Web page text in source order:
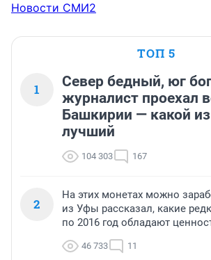
Новости СМИ2
ТОП 5
1
Север бедный, юг
журналист проехал
Башкирии — какой
лучший
104 303 167
2
На этих монетах можно
из Уфы рассказал, какие
по 2016 год обладают
46 733 11